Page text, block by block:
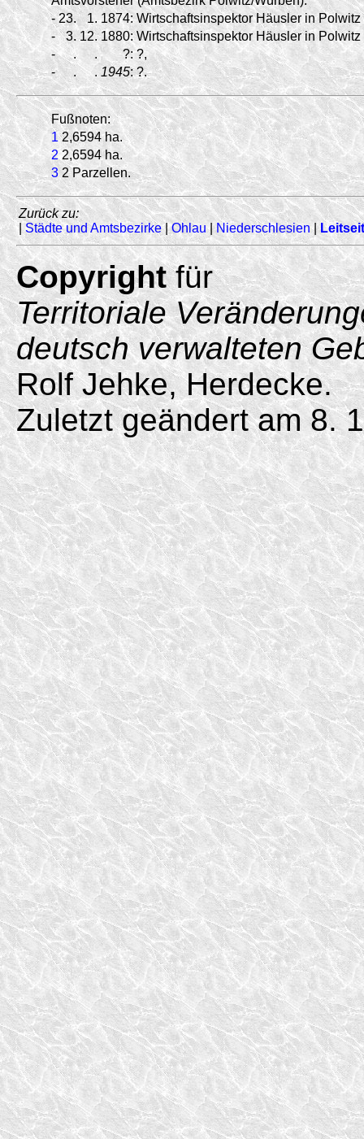
- 23. 1. 1874: Wirtschaftsinspektor Häusler in Polwitz
-
3. 12. 1880: Wirtschaftsinspektor Häusler in
-
. . ?: ?,
-
. . 1945: ?.
Fußnoten:
1 2,6594 ha.
2 2,6594 ha.
3 2 Parzellen.
Zurück zu:
|Städte und Amtsbezirke|Ohlau|Niederschlesien|
Copyrightfür
Territoriale
deutsch verwalteten
Rolf Jehke, Herdecke.
Zuletzt geändert am 8.